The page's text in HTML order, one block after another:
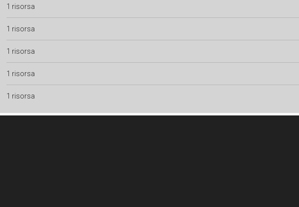
1 risorsa
1 risorsa
1 risorsa
1 risorsa
1 risorsa